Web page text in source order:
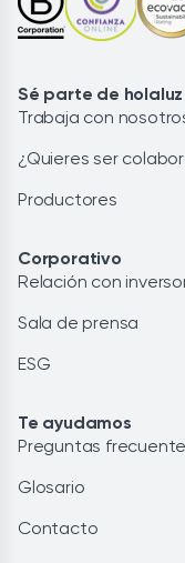
Sé parte de holaluz
Trabaja con
¿Quieres ser
Productores
Corporativo
Relación con
Sala de prensa
ESG
Te ayudamos
Preguntas
Glosario
Contacto